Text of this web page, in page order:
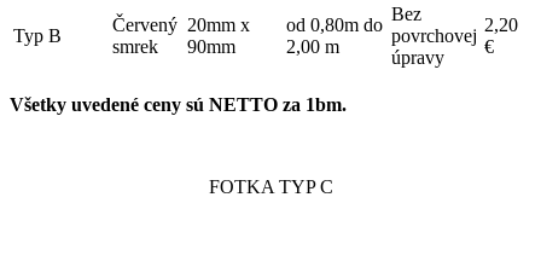
Typ B
Červený
smrek
20mm x
90mm
od 0,80m do
2,00 m
Bez
povrchovej
úpravy
2,20
€
Všetky uvedené ceny sú NETTO za 1bm.
FOTKA TYP C